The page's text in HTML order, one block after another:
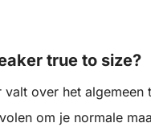
true to size?
valt over het algemeen
om je normale